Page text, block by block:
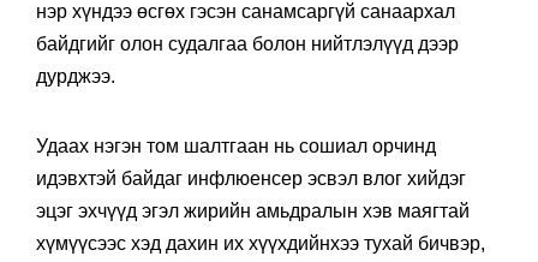
нэр хүндээ өсгөх гэсэн санамсаргүй санаархал
байдгийг олон судалгаа болон нийтлэлүүд дээр
дурджээ.
Удаах нэгэн том шалтгаан нь сошиал орчинд
идэвхтэй байдаг инфлюенсер эсвэл влог хийдэг
эцэг эхчүүд эгэл жирийн амьдралын хэв маягтай
хүмүүсээс хэд дахин их хүүхдийнхээ тухай бичвэр,